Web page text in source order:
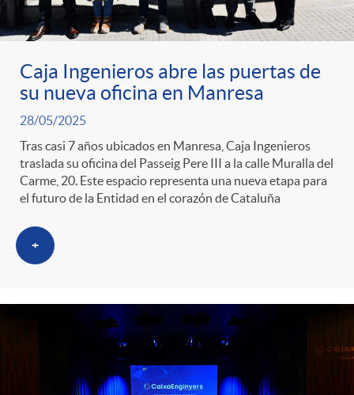
o
r
i
a
s
Caja Ingenieros abre las puertas de
su nueva oficina en Manresa
28/05/2025
Tras casi 7 años ubicados en Manresa, Caja Ingenieros
traslada su oficina del Passeig Pere III a la calle Muralla del
Carme, 20. Este espacio representa una nueva etapa para
el futuro de la Entidad en el corazón de Cataluña
+